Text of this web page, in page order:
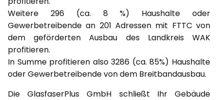
Weitere 296 (ca. 8 %) Haushalte oder
Gewerbetreibende an 201 Adressen mit FTTC von
dem geförderten Ausbau des Landkreis WAK
profitieren.
In Summe profitieren also 3286 (ca. 85%) Haushalte
oder Gewerbetreibende von dem Breitbandausbau.
Die GlasfaserPlus GmbH schließt Ihr Gebäude